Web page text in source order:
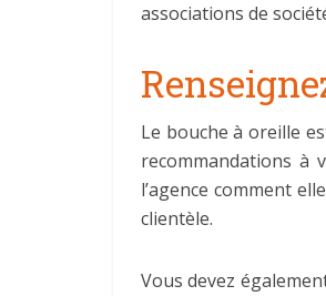
associations de
Le bouche à oreille
recommandations à
l’agence comment
clientèle.
Vous devez